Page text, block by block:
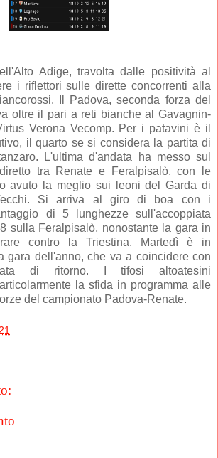
Adige, travolta dalle positività al
i riflettori sulle dirette concorrenti alla
Il Padova, seconda forza del
oltre il pari a reti bianche al Gavagnin-
Verona Vecomp. Per i patavini è il
il quarto se si considera la partita di
L'ultima d'andata ha messo sul
tra Renate e Feralpisalò, con le
avuto la meglio sui leoni del Garda di
Si arriva al giro di boa con i
di 5 lunghezze sull'accoppiata
sulla Feralpisalò, nonostante la gara in
contro la Triestina. Martedì è in
gara dell'anno, che va a coincidere con
di ritorno. I tifosi altoatesini
la sfida in programma alle
del campionato Padova-Renate.